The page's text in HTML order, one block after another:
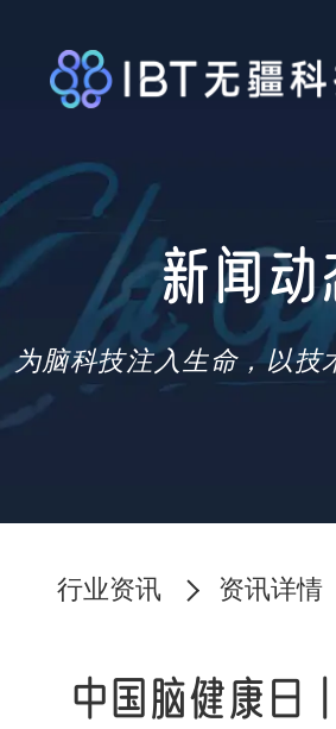
新闻动
为脑科技注入生命，以技
行业资讯 资讯详情
中国脑健康日